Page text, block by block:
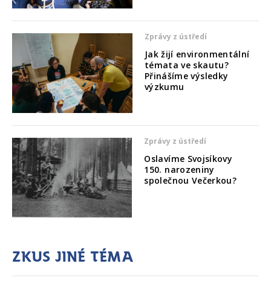
Zprávy z ústředí
Jak žijí environmentální
témata ve skautu?
Přinášíme výsledky
výzkumu
Zprávy z ústředí
Oslavíme Svojsíkovy
150. narozeniny
společnou Večerkou?
Zkus jiné téma